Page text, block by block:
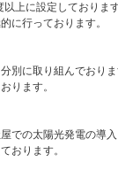
上に設定しております
に行っております。
別に取り組んでおりま
ります。
での太陽光発電の導入
おります。